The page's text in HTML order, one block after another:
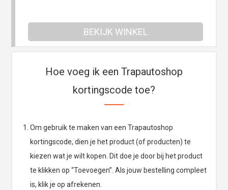
BEKIJK WINKEL
Hoe voeg ik een Trapautoshop
kortingscode toe?
Om gebruik te maken van een Trapautoshop
kortingscode, dien je het product (of producten) te
kiezen wat je wilt kopen. Dit doe je door bij het product
te klikken op “Toevoegen”. Als jouw bestelling compleet
is, klik je op afrekenen.